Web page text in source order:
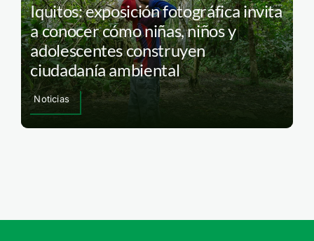
Iquitos: exposición fotográfica invita
a conocer cómo niñas, niños y
adolescentes construyen
ciudadanía ambiental
Noticias